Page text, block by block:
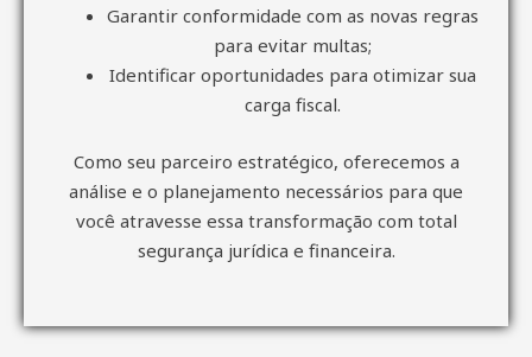
Garantir conformidade com as novas regras
para evitar multas;
Identificar oportunidades para otimizar sua
carga fiscal.
Como seu parceiro estratégico, oferecemos a
análise e o planejamento necessários para que
você atravesse essa transformação com total
segurança jurídica e financeira.